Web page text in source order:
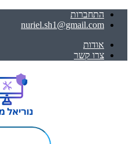
התחברות
nuriel.sh1@gmail.com
אודות
צרו קשר